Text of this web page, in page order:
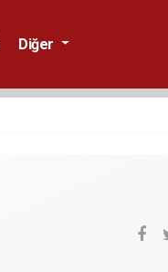
Diğer